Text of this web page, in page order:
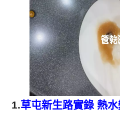
1.草屯新生路實錄 熱